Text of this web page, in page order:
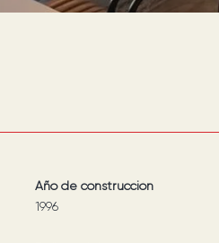
Año de construcción
1996